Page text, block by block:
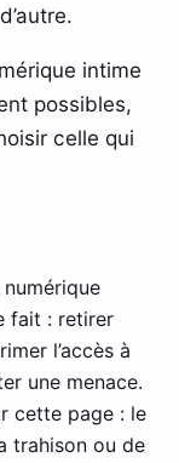
intime
possibles,
celle qui
fait : retirer
l’accès à
une menace.
cette page : le
trahison ou de